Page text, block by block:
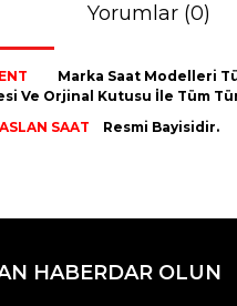
Yorumlar (0)
Marka Saat Modelleri
Ve Orjinal Kutusu İle Tüm
ASLAN SAAT Resmi Bayisidir.
ederiz.
görüntülenemiyor.
HABERDAR OLUN